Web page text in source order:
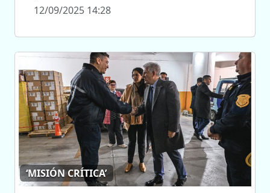
12/09/2025 14:28
‘MISIÓN CRÍTICA’